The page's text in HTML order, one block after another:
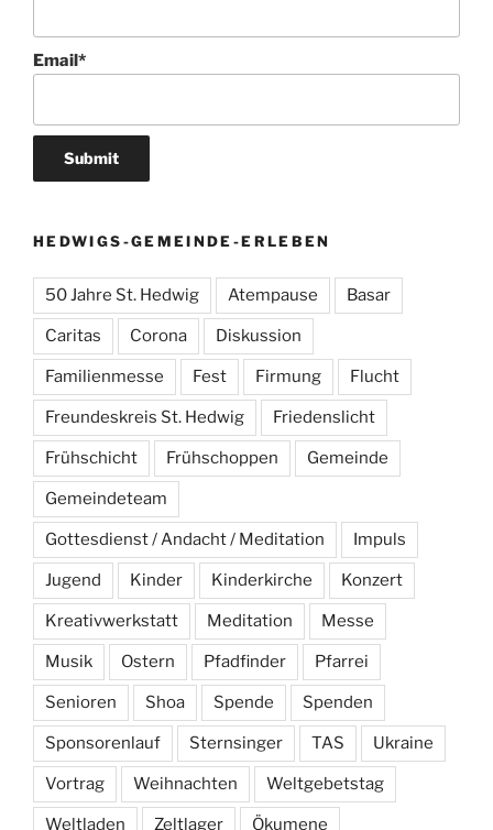
Email*
HEDWIGS-GEMEINDE-ERLEBEN
50 Jahre St. Hedwig Atempause Basar
Caritas Corona Diskussion
Familienmesse Fest Firmung Flucht
Freundeskreis St. Hedwig Friedenslicht
Frühschicht Frühschoppen Gemeinde
Gemeindeteam
Gottesdienst / Andacht / Meditation Impuls
Jugend Kinder Kinderkirche Konzert
Kreativwerkstatt Meditation Messe
Musik Ostern Pfadfinder Pfarrei
Senioren Shoa Spende Spenden
Sponsorenlauf Sternsinger TAS Ukraine
Vortrag Weihnachten Weltgebetstag
Weltladen Zeltlager Ökumene